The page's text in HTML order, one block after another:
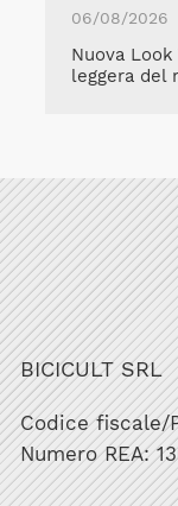
06/08/2026
Nuova
leggera del
BICICULT SRL
Codice fiscale/
Numero REA: